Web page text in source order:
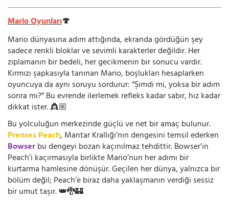
Mario Oyunları🍄
Mario dünyasına adım attığında, ekranda gördüğün şey
sadece renkli bloklar ve sevimli karakterler değildir. Her
zıplamanın bir bedeli, her gecikmenin bir sonucu vardır.
Kırmızı şapkasıyla tanınan Mario, boşlukları hesaplarken
oyuncuya da aynı soruyu sordurur: “Şimdi mi, yoksa bir adım
sonra mı?” Bu evrende ilerlemek refleks kadar sabır, hız kadar
dikkat ister. 👸🏼
Bu yolculuğun merkezinde güçlü ve net bir amaç bulunur.
Prenses Peach, Mantar Krallığı’nın dengesini temsil ederken
Bowserbu dengeyi bozan kaçınılmaz tehdittir. Bowser’ın
Peach’i kaçırmasıyla birlikte Mario’nun her adımı bir
kurtarma hamlesine dönüşür. Geçilen her dünya, yalnızca bir
bölüm değil; Peach’e biraz daha yaklaşmanın verdiği sessiz
bir umut taşır. 👑🐉🏰